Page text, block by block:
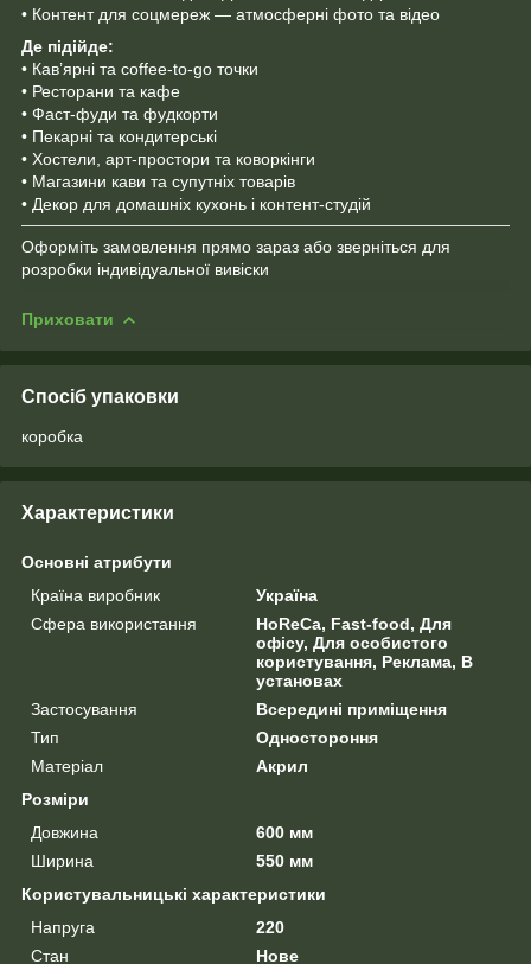
• Контент для соцмереж — атмосферні фото та відео
Де підійде:
• Кав’ярні та coffee-to-go точки
• Ресторани та кафе
• Фаст-фуди та фудкорти
• Пекарні та кондитерські
• Хостели, арт-простори та коворкінги
• Магазини кави та супутніх товарів
• Декор для домашніх кухонь і контент-студій
Оформіть замовлення прямо зараз або зверніться для
розробки індивідуальної вивіски
Приховати
Спосіб упаковки
коробка
Характеристики
Основні атрибути
Країна виробник
Україна
Сфера використання
HoReCa, Fast-food, Для
офісу, Для особистого
користування, Реклама, В
установах
Застосування
Всередині приміщення
Тип
Одностороння
Матеріал
Акрил
Розміри
Довжина
600 мм
Ширина
550 мм
Користувальницькі характеристики
Напруга
220
Стан
Нове